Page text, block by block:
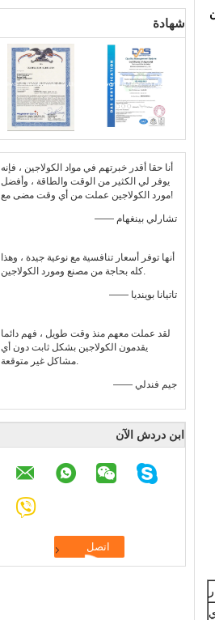
شهادة
أنا حقا أقدر خبرتهم في مواد الكولاجين ، فإنه
يوفر لي الكثير من الوقت والطاقة ، وأفضل
مورد الكولاجين عملت من أي وقت مضى مع!
—— تشارلي بينغهام
أنها توفر أسعار تنافسية مع نوعية جيدة ، وهذا
كله بحاجة من مصنع ومورد الكولاجين.
—— تاتيانا بوينديا
لقد عملت معهم منذ وقت طويل ، فهم دائما
يقدمون الكولاجين بشكل ثابت دون أي
مشاكل غير متوقعة.
—— جيم فندلي
ابن دردش الآن